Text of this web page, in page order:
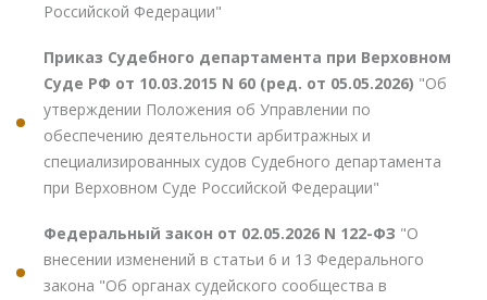
Российской Федерации"
Приказ Судебного департамента при Верховном
Суде РФ от 10.03.2015 N 60 (ред. от 05.05.2026) "Об
утверждении Положения об Управлении по
обеспечению деятельности арбитражных и
специализированных судов Судебного департамента
при Верховном Суде Российской Федерации"
Федеральный закон от 02.05.2026 N 122-ФЗ "О
внесении изменений в статьи 6 и 13 Федерального
закона "Об органах судейского сообщества в